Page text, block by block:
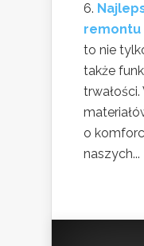
remontu
to nie
także
o
naszych...